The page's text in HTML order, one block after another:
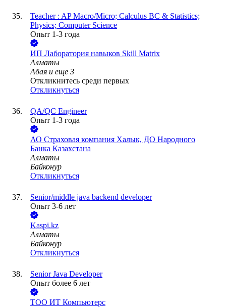
Teacher : AP Macro/Micro; Calculus BC & Statistics;
Physics; Computer Science
Опыт 1-3 года
ИП Лаборатория навыков Skill Matrix
Алматы
Абая и еще 3
Откликнитесь среди первых
Откликнуться
QA/QC Engineer
Опыт 1-3 года
АО Страховая компания Халык, ДО Народного
Банка Казахстана
Алматы
Байконур
Откликнуться
Senior/middle java backend developer
Опыт 3-6 лет
Kaspi.kz
Алматы
Байконур
Откликнуться
Senior Java Developer
Опыт более 6 лет
ТОО ИТ Компьютерс